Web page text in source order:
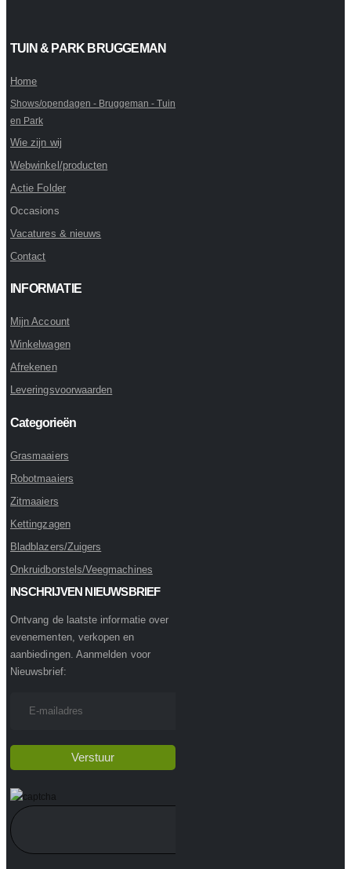
TUIN & PARK BRUGGEMAN
Home
Shows/opendagen - Bruggeman - Tuin
en Park
Wie zijn wij
Webwinkel/producten
Actie Folder
Occasions
Vacatures & nieuws
Contact
INFORMATIE
Mijn Account
Winkelwagen
Afrekenen
Leveringsvoorwaarden
Categorieën
Grasmaaiers
Robotmaaiers
Zitmaaiers
Kettingzagen
Bladblazers/Zuigers
Onkruidborstels/Veegmachines
INSCHRIJVEN NIEUWSBRIEF
Ontvang de laatste informatie over
evenementen, verkopen en
aanbiedingen. Aanmelden voor
Nieuwsbrief: